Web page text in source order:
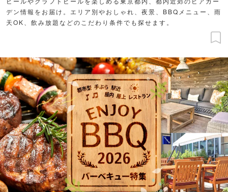
デン情報をお届け。エリア別やおしゃれ、夜景、BBQメニュー、雨
天OK、飲み放題などのこだわり条件でも探せます。